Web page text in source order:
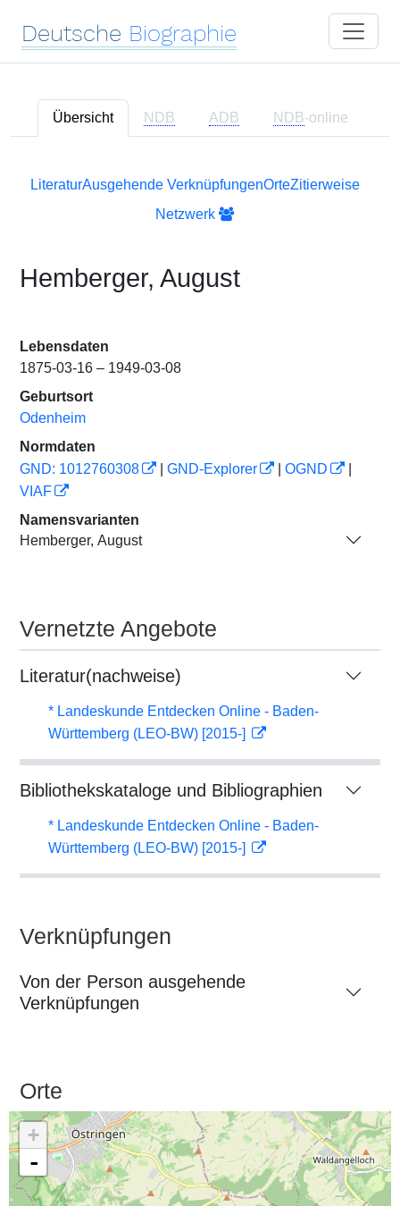
Deutsche Biographie
Übersicht NDB ADB NDB-online
LiteraturAusgehende VerknüpfungenOrteZitierweise
Netzwerk
Hemberger, August
Lebensdaten
1875-03-16 – 1949-03-08
Geburtsort
Odenheim
Normdaten
GND: 1012760308
GND-Explorer OGND
VIAF
Namensvarianten
Hemberger, August
Vernetzte Angebote
Literatur(nachweise)
* Landeskunde Entdecken Online - Baden-
Württemberg (LEO-BW) [2015-]
Bibliothekskataloge und Bibliographien
* Landeskunde Entdecken Online - Baden-
Württemberg (LEO-BW) [2015-]
Verknüpfungen
Von der Person ausgehende
Verknüpfungen
Orte
+
-